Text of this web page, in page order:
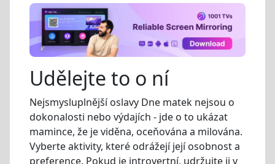
Udělejte to o ní
Nejsmysluplnější oslavy Dne matek nejsou o
dokonalosti nebo výdajích - jde o to ukázat
mamince, že je viděna, oceňována a milována.
Vyberte aktivity, které odrážejí její osobnost a
preference. Pokud je introvertní, udržujte ji v